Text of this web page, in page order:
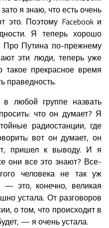
я знаю, что есть очень
это. Поэтому Facebook и
Я теперь хорошо
Про Путина по-прежнему
эти люди, теперь уже
прекрасное время
праведность.
любой группе назвать
что он думает? Я
радиостанции, где
вот он думает, он
пришел к выводу. И я
они все это знают? Все-
человека не так уж
— это, конечно, великая
устала. От разговоров
о том, что происходит в
— я очень устала.